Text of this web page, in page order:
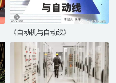
《自动机与自动线》